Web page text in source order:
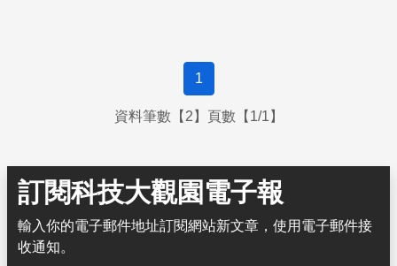
1
資料筆數【2】頁數【1/1】
訂閱科技大觀園電子報
輸入你的電子郵件地址訂閱網站新文章，使用電子郵件接
收通知。